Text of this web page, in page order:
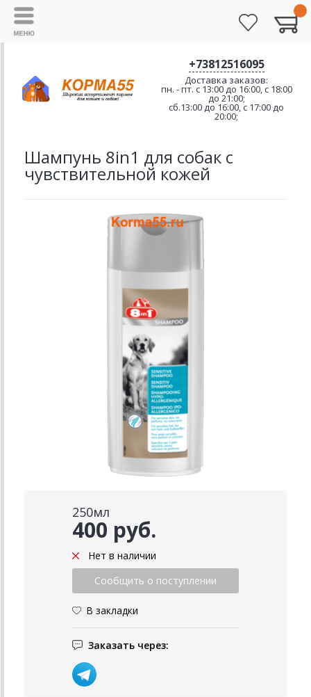
+73812516095
Доставка заказов:
пн. - пт. с 13:00 до 16:00, с 18:00
до 21:00;
сб.13:00 до 16:00, с 17:00 до
20:00;
Шампунь 8in1 для собак с
чувствительной кожей
250мл
400 руб.
Нет в наличии
В закладки
Заказать через: